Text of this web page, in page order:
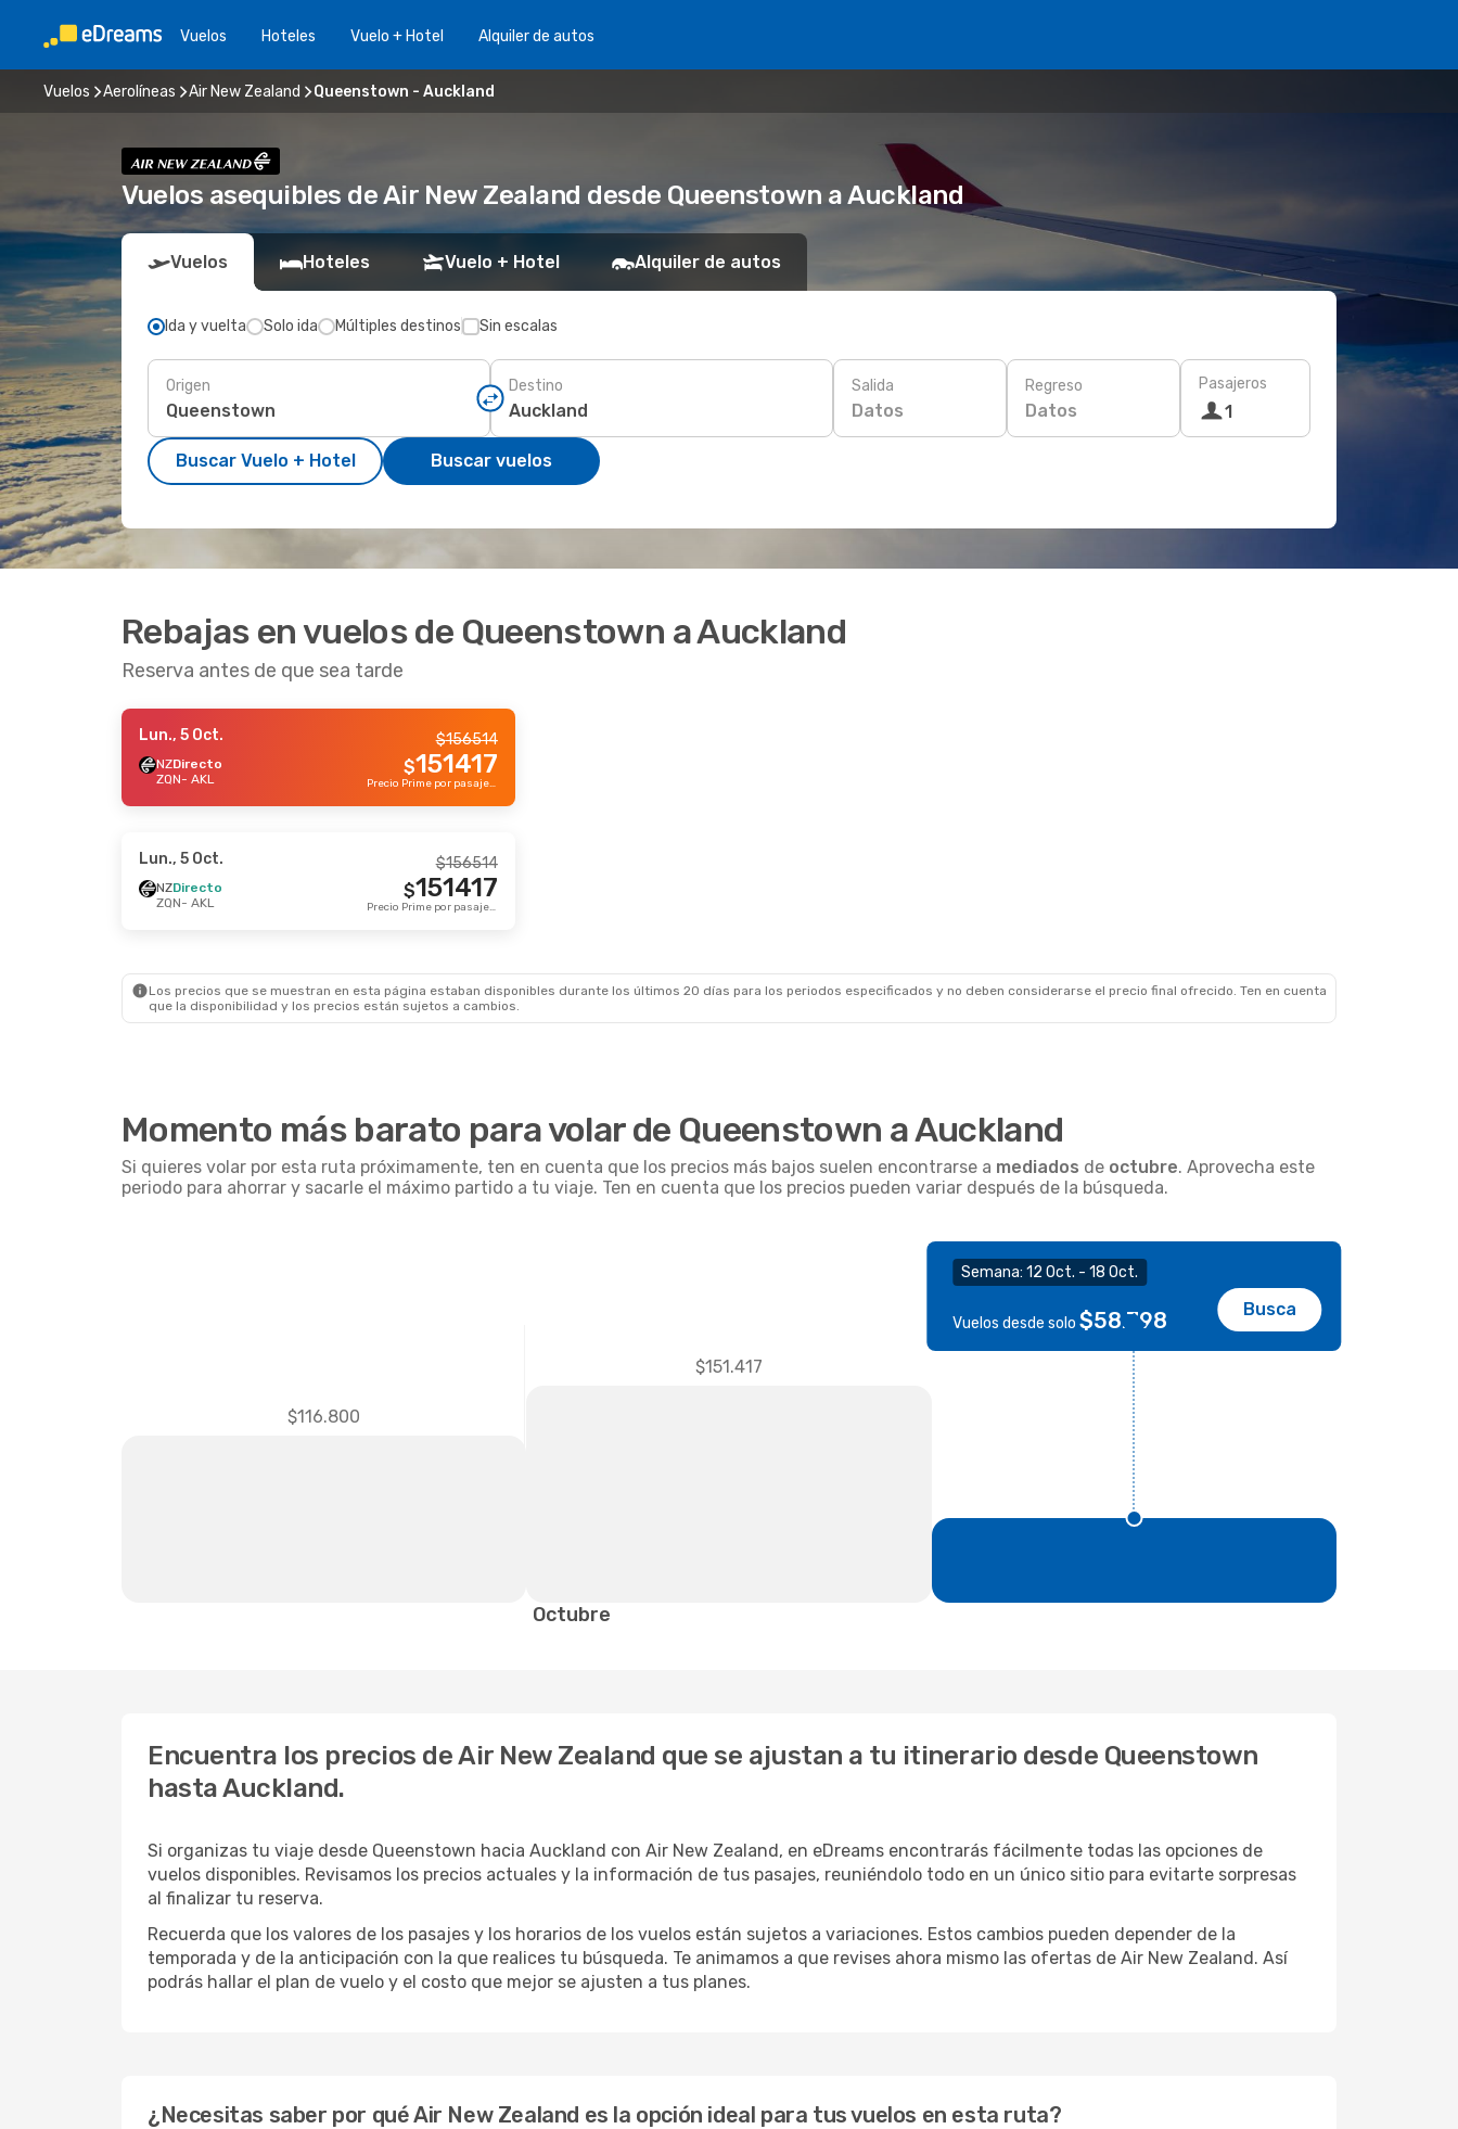
Vuelos Hoteles Vuelo + Hotel Alquiler de autos
Vuelos Aerolíneas Air New Zealand Queenstown - Auckland
Vuelos asequibles de Air New Zealand desde Queenstown a Auckland
Vuelos Hoteles Vuelo + Hotel Alquiler de autos
Ida y vuelta Solo ida Múltiples destinos Sin escalas
Origen Destino Salida
Datos
Regreso
Datos
Pasajeros
1
Buscar Vuelo + Hotel Buscar vuelos
Rebajas en vuelos de Queenstown a Auckland
Reserva antes de que sea tarde
Lun., 5 Oct.
NZDirecto
ZQN- AKL
156514
$
151417
$
Precio Prime por pasajero
Lun., 5 Oct.
NZDirecto
ZQN- AKL
156514
$
151417
$
Precio Prime por pasajero
Los precios que se muestran en esta página estaban disponibles durante los últimos 20 días para los periodos especificados y no deben considerarse el precio final ofrecido. Ten en cuenta
que la disponibilidad y los precios están sujetos a cambios.
Momento más barato para volar de Queenstown a Auckland
Si quieres volar por esta ruta próximamente, ten en cuenta que los precios más bajos suelen encontrarse a mediados de octubre. Aprovecha este
periodo para ahorrar y sacarle el máximo partido a tu viaje. Ten en cuenta que los precios pueden variar después de la búsqueda.
Semana: 12 Oct. - 18 Oct.
Vuelos desde solo$58.798 Busca
$116.800
$151.417
Octubre
Encuentra los precios de Air New Zealand que se ajustan a tu itinerario desde Queenstown
hasta Auckland.
Si organizas tu viaje desde Queenstown hacia Auckland con Air New Zealand, en eDreams encontrarás fácilmente todas las opciones de
vuelos disponibles. Revisamos los precios actuales y la información de tus pasajes, reuniéndolo todo en un único sitio para evitarte sorpresas
al finalizar tu reserva.
Recuerda que los valores de los pasajes y los horarios de los vuelos están sujetos a variaciones. Estos cambios pueden depender de la
temporada y de la anticipación con la que realices tu búsqueda. Te animamos a que revises ahora mismo las ofertas de Air New Zealand. Así
podrás hallar el plan de vuelo y el costo que mejor se ajusten a tus planes.
¿Necesitas saber por qué Air New Zealand es la opción ideal para tus vuelos en esta ruta?